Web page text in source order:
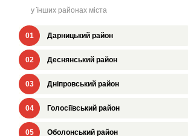
у їнших районах міста
01 Дарницький район
02 Деснянський район
03 Дніпровський район
04 Голосіївський район
05 Оболонський район